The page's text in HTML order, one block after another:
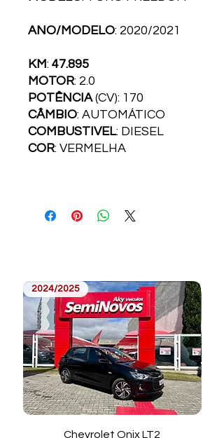
ANO/MODELO: 2020/2021
KM: 47.895
MOTOR: 2.0
POTÊNCIA(CV): 170
CÂMBIO: AUTOMÁTICO
COMBUSTI­VEL: DIESEL
COR: VERMELHA
2024/2025
Chevrolet Onix LT2